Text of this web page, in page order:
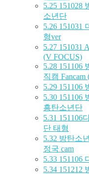
5.25 151028
소년단
5.26 151031
형ver
5.27 151031
(V FOCUS)
5.28 151106
직캠
5.29 151106
5.30 151106
흥탄소년단
5.31 151106
단 태형
5.32 방탄소
정국 cam
5.33 151106
5.34 151212